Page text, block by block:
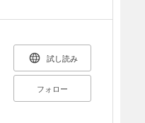
試し読み
フォロー